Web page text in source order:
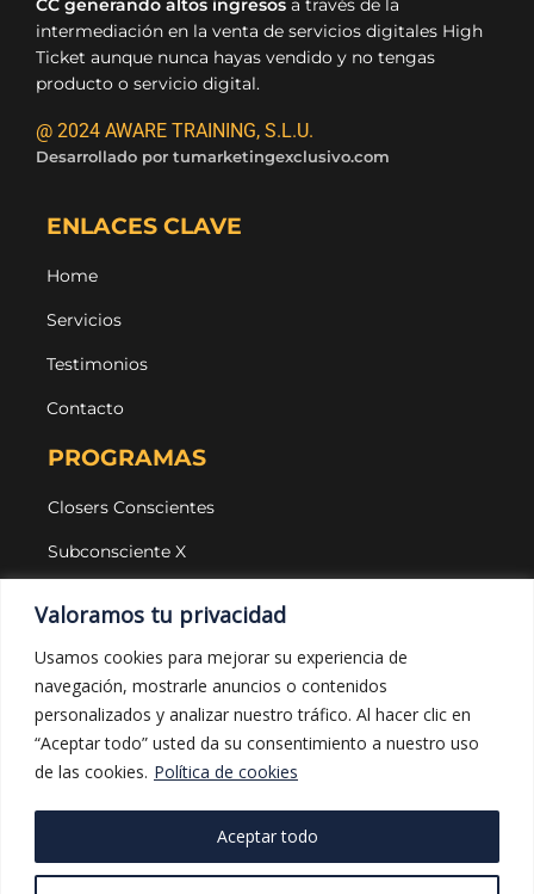
Valoramos tu privacidad
Usamos cookies para mejorar su experiencia de
navegación, mostrarle anuncios o contenidos
personalizados y analizar nuestro tráfico. Al hacer clic en
“Aceptar todo” usted da su consentimiento a nuestro uso
de las cookies. Política de cookies
Aceptar todo
CC generando altos ingresos a través de la
intermediación en la venta de servicios digitales High
Ticket aunque nunca hayas vendido y no tengas
producto o servicio digital.
@ 2024 AWARE TRAINING, S.L.U.
Desarrollado por tumarketingexclusivo.com
ENLACES CLAVE
Home
Servicios
Testimonios
Contacto
PROGRAMAS
Closers Conscientes
Subconsciente X
LEGAL Y PROTECCIÓN
Aviso legal
Política de privacidad
Política de cookies